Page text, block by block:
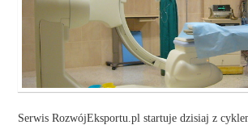
Serwis RozwójEksportu.pl startuje dzisiaj z